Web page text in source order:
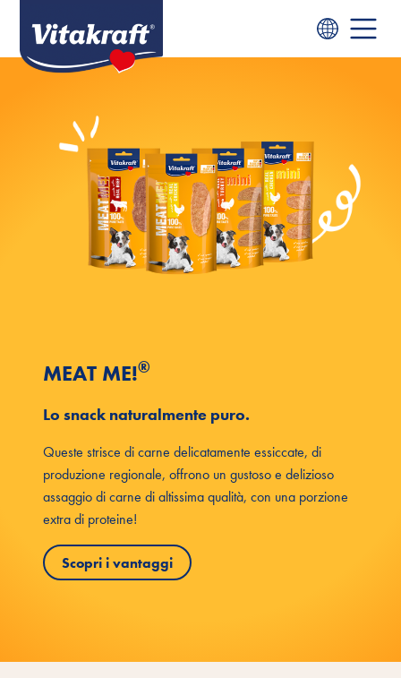
MEAT ME!®
Lo snack naturalmente puro.
Queste strisce di carne delicatamente essiccate, di
produzione regionale, offrono un gustoso e delizioso
assaggio di carne di altissima qualità, con una porzione
extra di proteine!
Scopri i vantaggi